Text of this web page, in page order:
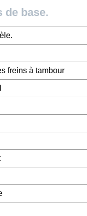
de base.
freins à tambour